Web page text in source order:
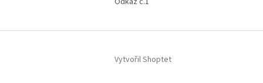
Vytvořil Shoptet